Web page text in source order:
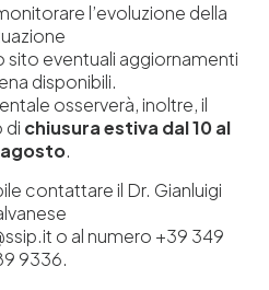
web in questo browser per la
l’evoluzione della
sito eventuali aggiornamenti
disponibili.
osserverà, inoltre, il
di chiusura estiva dal 10 al
agosto.
contattare il Dr. Gianluigi
o al numero +39 349
9336.